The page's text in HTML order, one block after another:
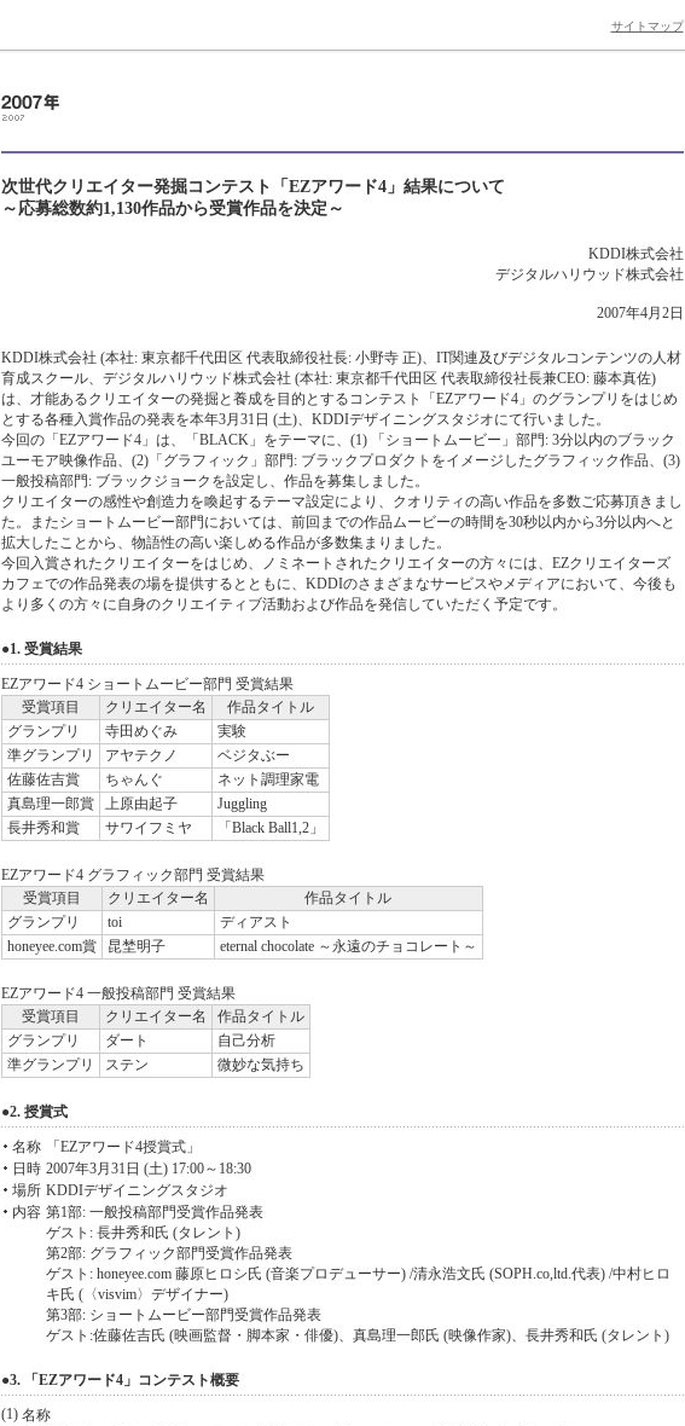
サイトマップ
次世代クリエイター発掘コンテスト「EZアワード4」結果について
～応募総数約1,130作品から受賞作品を決定～
KDDI株式会社
デジタルハリウッド株式会社
2007年4月2日
KDDI株式会社 (本社: 東京都千代田区 代表取締役社長: 小野寺 正)、IT関連及びデジタルコンテンツの人材
育成スクール、デジタルハリウッド株式会社 (本社: 東京都千代田区 代表取締役社長兼CEO: 藤本真佐)
は、才能あるクリエイターの発掘と養成を目的とするコンテスト「EZアワード4」のグランプリをはじめ
とする各種入賞作品の発表を本年3月31日 (土)、KDDIデザイニングスタジオにて行いました。
今回の「EZアワード4」は、「BLACK」をテーマに、(1) 「ショートムービー」部門: 3分以内のブラック
ユーモア映像作品、(2)「グラフィック」部門: ブラックプロダクトをイメージしたグラフィック作品、(3)
一般投稿部門: ブラックジョークを設定し、作品を募集しました。
クリエイターの感性や創造力を喚起するテーマ設定により、クオリティの高い作品を多数ご応募頂きまし
た。またショートムービー部門においては、前回までの作品ムービーの時間を30秒以内から3分以内へと
拡大したことから、物語性の高い楽しめる作品が多数集まりました。
今回入賞されたクリエイターをはじめ、ノミネートされたクリエイターの方々には、EZクリエイターズ
カフェでの作品発表の場を提供するとともに、KDDIのさまざまなサービスやメディアにおいて、今後も
より多くの方々に自身のクリエイティブ活動および作品を発信していただく予定です。
●1. 受賞結果
EZアワード4 ショートムービー部門 受賞結果
受賞項目
クリエイター名
作品タイトル
グランプリ
寺田めぐみ
実験
準グランプリ
アヤテクノ
ベジタぶー
佐藤佐吉賞
ちゃんぐ
ネット調理家電
真島理一郎賞
上原由起子
Juggling
長井秀和賞
サワイフミヤ 「Black Ball1,2」
EZアワード4 グラフィック部門 受賞結果
受賞項目
クリエイター名
作品タイトル
グランプリ
toi
ディアスト
honeyee.com賞
昆埜明子 eternal chocolate ～永遠のチョコレート～
EZアワード4 一般投稿部門 受賞結果
受賞項目
クリエイター名
作品タイトル
グランプリ
ダート
自己分析
準グランプリ
ステン 微妙な気持ち
●2. 授賞式
名称
「EZアワード4授賞式」
日時 2007年3月31日 (土) 17:00～18:30
場所 KDDIデザイニングスタジオ
内容 第1部: 一般投稿部門受賞作品発表
ゲスト: 長井秀和氏 (タレント)
第2部: グラフィック部門受賞作品発表
ゲスト: honeyee.com 藤原ヒロシ氏 (音楽プロデューサー) /清永浩文氏 (SOPH.co,ltd.代表) /中村ヒロ
キ氏 (〈visvim〉デザイナー)
第3部: ショートムービー部門受賞作品発表
ゲスト:佐藤佐吉氏 (映画監督・脚本家・俳優)、真島理一郎氏 (映像作家)、長井秀和氏 (タレント)
●3. 「EZアワード4」コンテスト概要
(1) 名称